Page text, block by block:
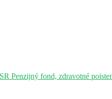
Penzijný fond, zdravotné